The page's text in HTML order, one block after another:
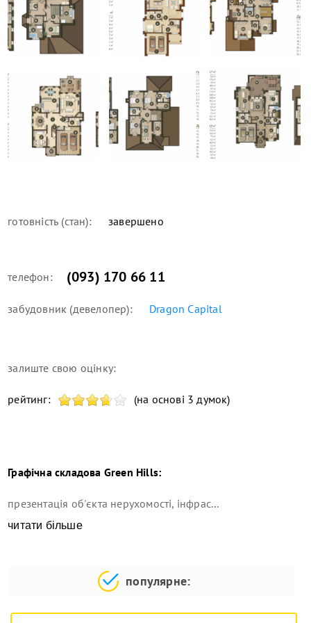
готовність (стан): завершено
телефон: (093) 170 66 11
забудовник (девелопер): Dragon Capital
залиште свою оцінку:
рейтинг: (на основі 3 думок)
Графічна складова Green Hills:
презентація об'єкта нерухомості, інфрас...
читати більше
популярне: